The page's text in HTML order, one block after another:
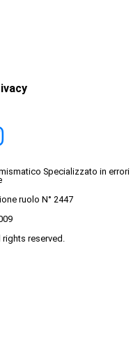
Specializzato in errori
ruolo N° 2447
reserved.